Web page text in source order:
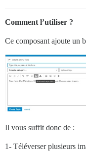
Comment l’utiliser ?
Ce composant ajoute un
Il vous suffit donc de :
1- Téléverser plusieurs